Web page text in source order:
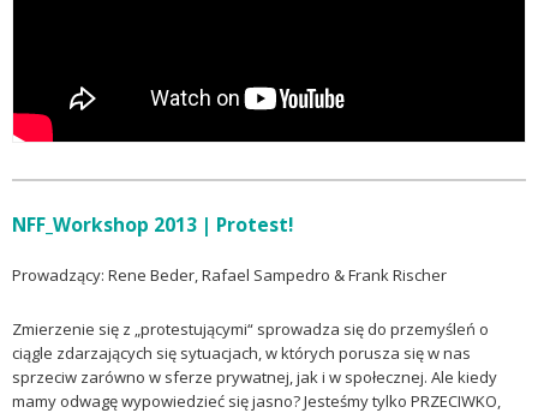
NFF_Workshop 2013 | Protest!
Prowadzący: Rene Beder, Rafael Sampedro & Frank Rischer
Zmierzenie się z „protestującymi“ sprowadza się do przemyśleń o
ciągle zdarzających się sytuacjach, w których porusza się w nas
sprzeciw zarówno w sferze prywatnej, jak i w społecznej. Ale kiedy
mamy odwagę wypowiedzieć się jasno? Jesteśmy tylko PRZECIWKO,